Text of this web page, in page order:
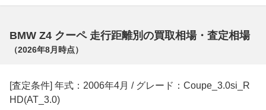
BMW Z4 クーペ 走行距離別の買取相場・査定相場
（2026年8月 時点）
[査定条件] 年式：2006年4月 / グレード：Coupe_3.0si_R
HD(AT_3.0)